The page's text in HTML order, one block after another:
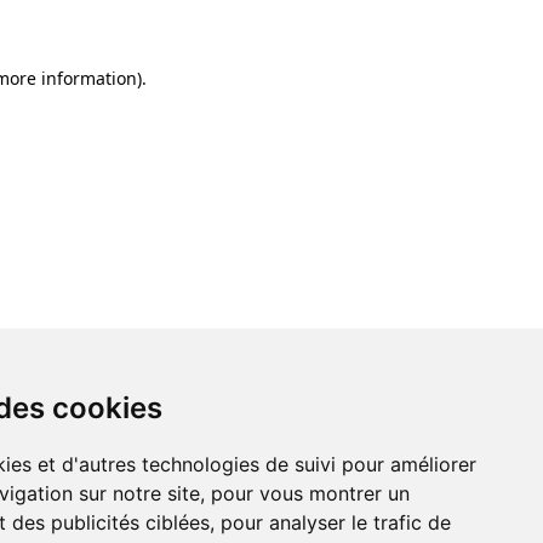
cookies
et d'autres technologies de suivi pour améliorer
sur notre site, pour vous montrer un
des publicités ciblées, pour analyser le trafic de
information).